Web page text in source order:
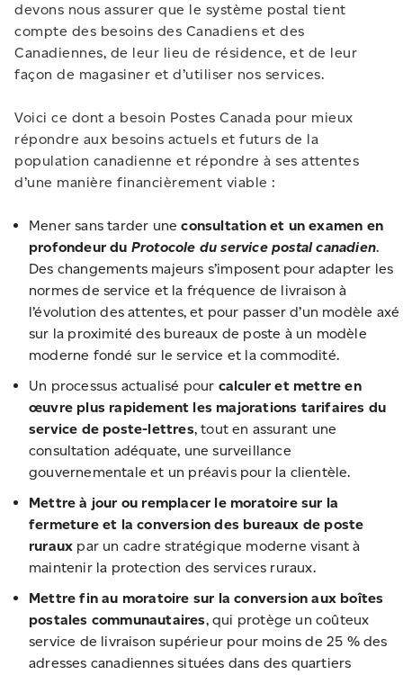
devons nous assurer que le système postal tient
compte des besoins des Canadiens et des
Canadiennes, de leur lieu de résidence, et de leur
façon de magasiner et d’utiliser nos services.
Voici ce dont a besoin Postes Canada pour mieux
répondre aux besoins actuels et futurs de la
population canadienne et répondre à ses attentes
d’une manière financièrement viable :
Mener sans tarder uneconsultation et un examen en
profondeur du Protocole du service postal canadien.
Des changements majeurs s’imposent pour adapter les
normes de service et la fréquence de livraison à
l’évolution des attentes, et pour passer d’un modèle axé
sur la proximité des bureaux de poste à un modèle
moderne fondé sur le service et la commodité.
Un processus actualisé pour calculer et mettre en
œuvre plus rapidement les majorations tarifaires du
service de poste-lettres, tout en assurant une
consultation adéquate, une surveillance
gouvernementale et un préavis pour la clientèle.
Mettre à jour ou remplacer le moratoire sur la
fermeture et la conversion des bureaux de poste
ruraux par un cadre stratégique moderne visant à
maintenir la protection des services ruraux.
Mettre fin au moratoire sur la conversion aux boîtes
postales communautaires, qui protège un coûteux
service de livraison supérieur pour moins de 25 % des
adresses canadiennes situées dans des quartiers